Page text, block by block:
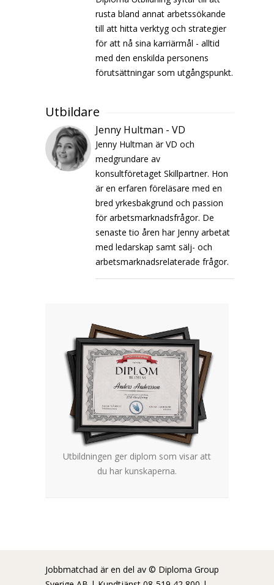
rusta bland annat arbetssökande
till att hitta verktyg och strategier
för att nå sina karriärmål - alltid
med den enskilda personens
förutsättningar som utgångspunkt.
Utbildare
Jenny Hultman - VD
Jenny Hultman är VD och
medgrundare av
konsultföretaget Skillpartner. Hon
är en erfaren föreläsare med en
bred yrkesbakgrund och passion
för arbetsmarknadsfrågor. De
senaste tio åren har Jenny arbetat
med ledarskap samt sälj- och
arbetsmarknadsrelaterade frågor.
Utbildningen ger diplom som visar att
du har kunskaperna.
Jobbmatchad är en del av © Diploma Group